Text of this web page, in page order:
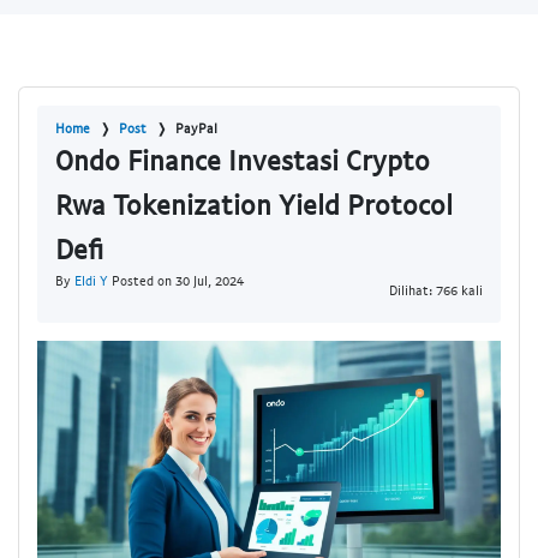
Home Post PayPal
Ondo Finance Investasi Crypto
Rwa Tokenization Yield Protocol
Defi
By Eldi Y Posted on 30 Jul, 2024
Dilihat: 766 kali